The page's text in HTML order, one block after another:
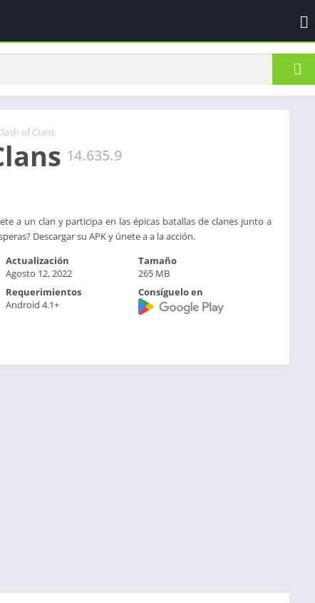
of Clans
14.635.9
a un clan y participa en las épicas batallas de clanes junto a
Descargar su APK y únete a a la acción.
Actualización
Agosto 12, 2022
Tamaño
265 MB
Requerimientos
Android 4.1+
Consíguelo en